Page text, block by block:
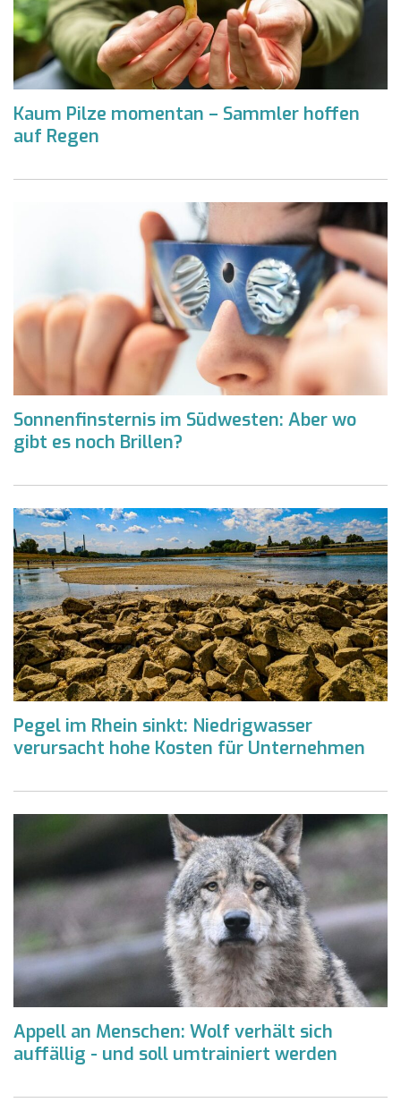
Kaum Pilze momentan – Sammler hoffen
auf Regen
Sonnenfinsternis im Südwesten: Aber wo
gibt es noch Brillen?
Pegel im Rhein sinkt: Niedrigwasser
verursacht hohe Kosten für Unternehmen
Appell an Menschen: Wolf verhält sich
auffällig - und soll umtrainiert werden